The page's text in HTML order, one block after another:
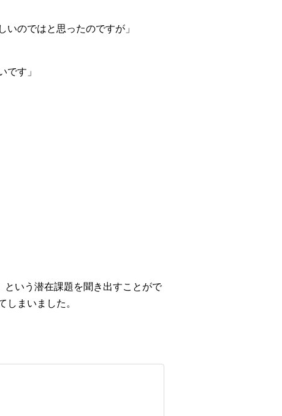
のではと思ったのですが」
です」
いう潜在課題を聞き出すことがで
まいました。